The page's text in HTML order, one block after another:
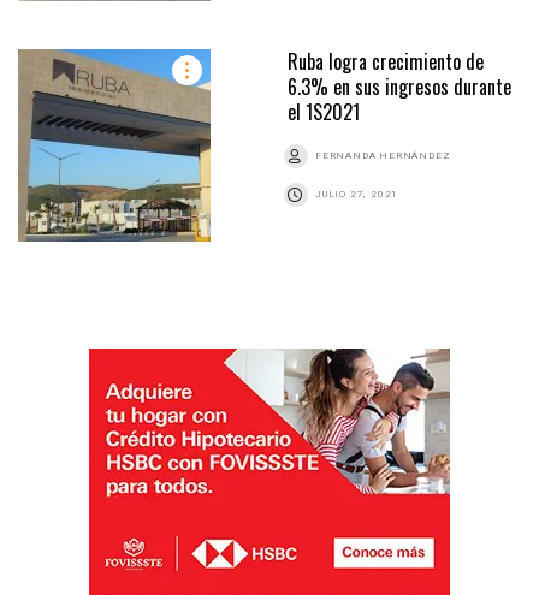
Ruba logra crecimiento de
6.3% en sus ingresos durante
el 1S2021
FERNANDA HERNÁNDEZ
JULIO 27, 2021